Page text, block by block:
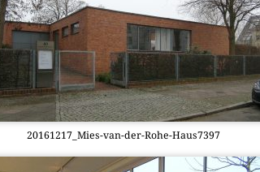
20161217_­Mies-van-der-Rohe-Haus7397